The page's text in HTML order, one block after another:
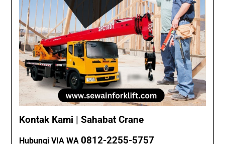
Kontak Kami | Sahabat Crane
Hubungi VIA WA0812-2255-5757